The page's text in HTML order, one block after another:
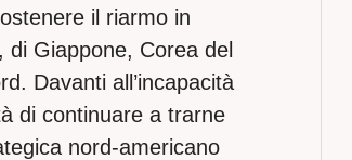
il riarmo in
Giappone, Corea del
Davanti all’incapacità
di continuare a trarne
nord-americano